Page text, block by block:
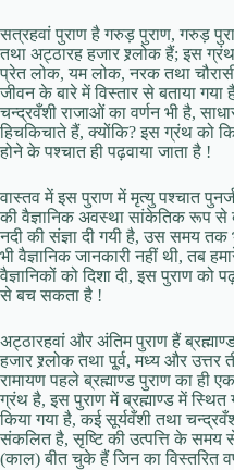
सत्रहवां पुराण है गरुड़ पुराण, गरुड़
तथा अट्ठारह हजार श्र्लोक हैं; इस
प्रेत लोक, यम लोक, नरक तथा
जीवन के बारे में विस्तार से बताया
चन्द्रवँशी राजाओं का वर्णन भी है,
हिचकिचाते हैं, क्योंकि? इस ग्रंथ को
होने के पश्चात ही पढ़वाया जाता है !
वास्तव में इस पुराण में मृत्यु पश्चात
की वैज्ञानिक अवस्था सांकेतिक रूप से
नदी की संज्ञा दी गयी है, उस समय
भी वैज्ञानिक जानकारी नहीं थी, तब
वैज्ञानिकों को दिशा दी, इस पुराण
से बच सकता है !
अट्ठारहवां और अंतिम पुराण हैं
हजार श्र्लोक तथा पू्र्व, मध्य और उत्तर
रामायण पहले ब्रह्माण्ड पुराण का
ग्रंथ है, इस पुराण में ब्रह्माण्ड में स्थित
किया गया है, कई सूर्यवँशी तथा
संकलित है, सृष्टि की उत्पत्ति के
(काल) बीत चुके हैं जिन का विस्तरित